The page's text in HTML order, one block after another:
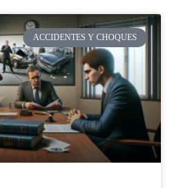
ACCIDENTES Y CHOQUES